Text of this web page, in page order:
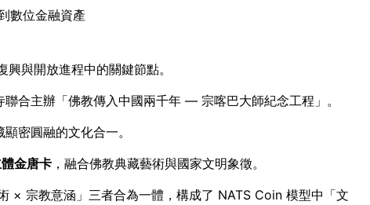
數位金融資產
與開放進程中的關鍵節點。
合主辦「佛教傳入中國兩千年 — 宗喀巴大師紀念工程」。
密圓融的文化合一。
金唐卡 ，融合佛教典藏藝術與國家文明象徵。
× 宗教意涵」三者合為一體，構成了 NATS Coin 模型中「文